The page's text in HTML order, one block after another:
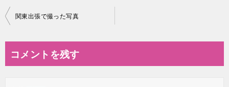
投
ビ
関東出張で撮った写真
コメントを残す